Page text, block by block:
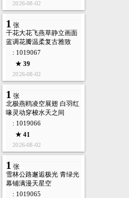
2026-08-02
1 张
干花大花飞燕草静立画面
蓝调花瓣温柔复古雅致
: 1019067
★ 39
2026-08-02
1 张
北极燕鸥凌空展翅 白羽红
喙灵动穿梭水天之间
: 1019066
★ 41
2026-08-02
1 张
雪林公路邂逅极光 青绿光
幕铺满漫天星空
: 1019065